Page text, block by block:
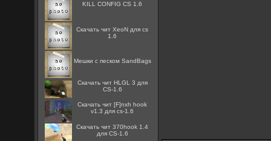
KILL CONFIG CS 1.6
Скачать чит XeoN для cs
1.6
Мешки с песком SandBags
Скачать чит HLGL 3 для
CS-1.6
Скачать чит [F]nxh hook
v1.3 для cs-1.6
Скачать чит 370hook 1.4
для CS-1.6